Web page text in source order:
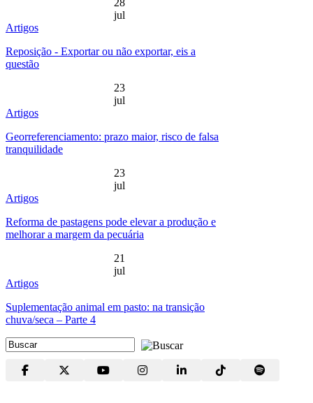
jul
Artigos
Reposição - Exportar ou não exportar, eis a
questão
23
jul
Artigos
Georreferenciamento: prazo maior, risco de falsa
tranquilidade
23
jul
Artigos
Reforma de pastagens pode elevar a produção e
melhorar a margem da pecuária
21
jul
Artigos
Suplementação animal em pasto: na transição
chuva/seca – Parte 4